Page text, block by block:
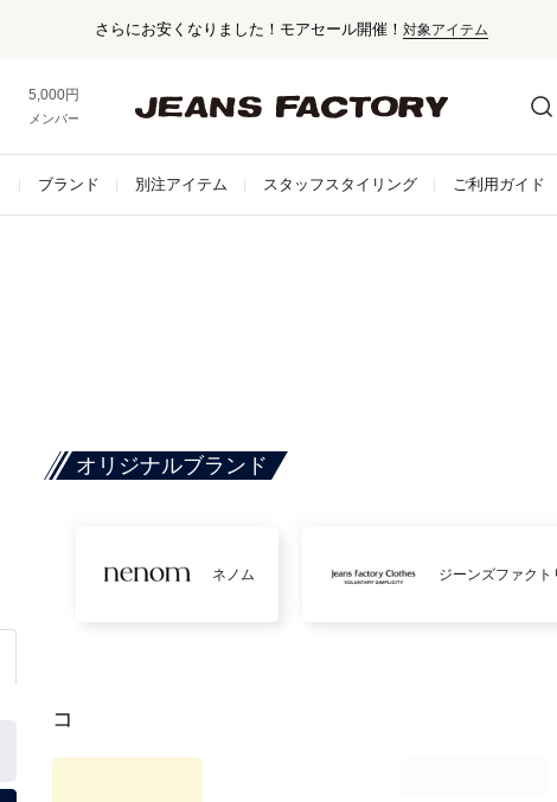
さらにお安くなりました！モアセール開催！ 対象アイテム
5,000円以上お買い上げで送料無料！
メンバー登録でお得な情報をゲット。さらに詳しく
ブランド 別注アイテム スタッフスタイリング ご利用ガイド
オリジナルブランド
ネノム ジーンズファクト
コ